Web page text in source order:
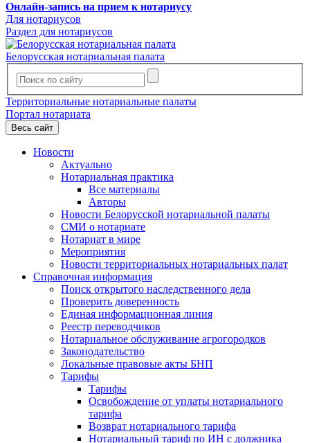
Онлайн-запись на прием к нотариусу
Для нотариусов
Раздел для нотариусов
Белорусская нотариальная палата
Территориальные нотариальные палаты
Портал нотариата
Весь сайт
Новости
Актуально
Нотариальная практика
Все материалы
Авторы
Новости Белорусской нотариальной палаты
СМИ о нотариате
Нотариат в мире
Мероприятия
Новости территориальных нотариальных палат
Справочная информация
Поиск открытого наследственного дела
Проверить доверенность
Единая информационная линия
Реестр переводчиков
Нотариальное обслуживание агрогородков
Законодательство
Локальные правовые акты БНП
Тарифы
Тарифы
Освобождение от уплаты нотариального
тарифа
Возврат нотариального тарифа
Нотариальный тариф по ИН с должника